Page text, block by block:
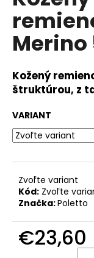
5
hviezdičiek.
Merino
Kožený
štruktúrou, z
VARIANT
Zvoľte variant
Kód: Zvoľte
Značka:Poletto
€23,60
á
j
s
?
O
d
p
o